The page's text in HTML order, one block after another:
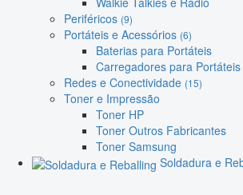
Periféricos (9)
Portáteis e Acessórios (6)
Baterias para Portáteis
Carregadores para Portáteis
Redes e Conectividade (15)
Toner e Impressão
Toner HP
Toner Outros Fabricantes
Toner Samsung
Soldadura e